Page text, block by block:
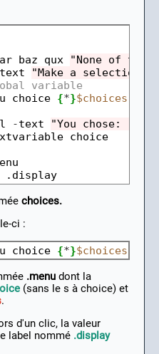
baz qux
"None of the
text
"Make a selection: "
variable
choice {*}$choices
-text
"You chose: "
choice
choices.
ci :
choice {*}$choices
.menu dont la
(sans le s à choice) et
.
d'un clic, la valeur
label nommé .display